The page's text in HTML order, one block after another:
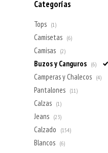
Categorías
Tops (1)
Camisetas (6)
Camisas (2)
Buzos y Canguros (6)
Camperas y Chalecos (4)
Pantalones (11)
Calzas (1)
Jeans (23)
Calzado (154)
Blancos (6)